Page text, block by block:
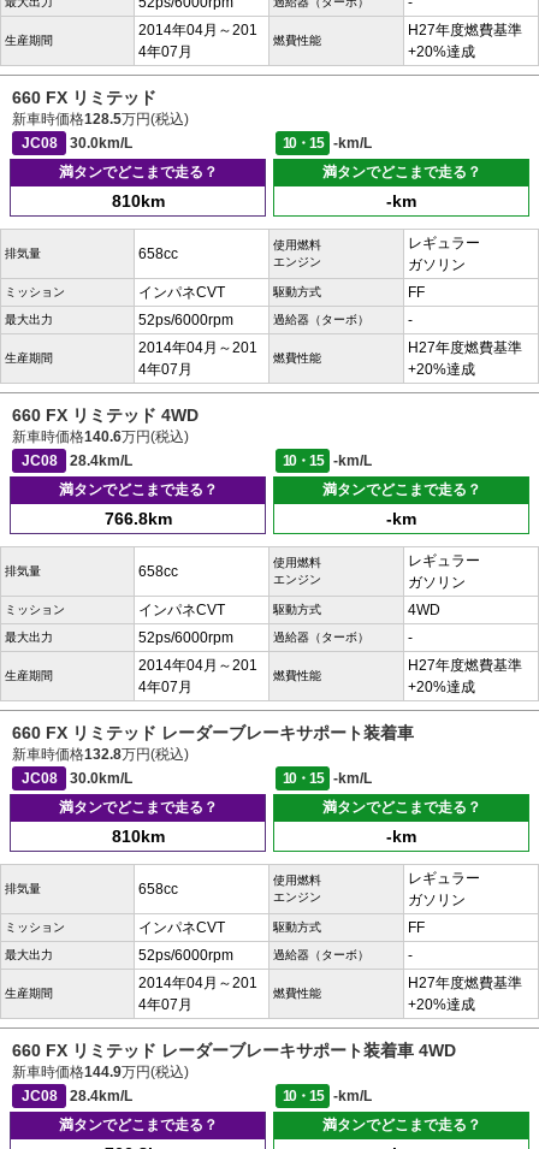
生産期間
2014年04月～201
4年07月
燃費性能
H27年度燃費基準
+20%達成
660 FX リミテッド
新車時価格128.5万円(税込)
JC08
30.0km/L 10・15
-km/L
満タンでどこまで走る？
810km
満タンでどこまで走る？
-km
排気量 658cc
使用燃料
エンジン
レギュラー
ガソリン
ミッション インパネCVT 駆動方式 FF
最大出力 52ps/6000rpm 過給器（ターボ） -
生産期間
2014年04月～201
4年07月
燃費性能
H27年度燃費基準
+20%達成
660 FX リミテッド 4WD
新車時価格140.6万円(税込)
JC08
28.4km/L 10・15
-km/L
満タンでどこまで走る？
766.8km
満タンでどこまで走る？
-km
排気量 658cc
使用燃料
エンジン
レギュラー
ガソリン
ミッション インパネCVT 駆動方式 4WD
最大出力 52ps/6000rpm 過給器（ターボ） -
生産期間
2014年04月～201
4年07月
燃費性能
H27年度燃費基準
+20%達成
660 FX リミテッド レーダーブレーキサポート装着車
新車時価格132.8万円(税込)
JC08
30.0km/L 10・15
-km/L
満タンでどこまで走る？
810km
満タンでどこまで走る？
-km
排気量 658cc
使用燃料
エンジン
レギュラー
ガソリン
ミッション インパネCVT 駆動方式 FF
最大出力 52ps/6000rpm 過給器（ターボ） -
生産期間
2014年04月～201
4年07月
燃費性能
H27年度燃費基準
+20%達成
660 FX リミテッド レーダーブレーキサポート装着車 4WD
新車時価格144.9万円(税込)
JC08
28.4km/L 10・15
-km/L
満タンでどこまで走る？
満タンでどこまで走る？